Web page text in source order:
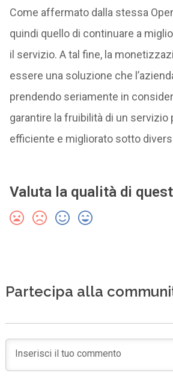
Come affermato dalla stessa
quindi quello di continuare a
il servizio. A tal fine, la
essere una soluzione che
prendendo seriamente in
garantire la fruibilità di un servizio
efficiente e migliorato sotto
Valuta la qualità di
Partecipa alla